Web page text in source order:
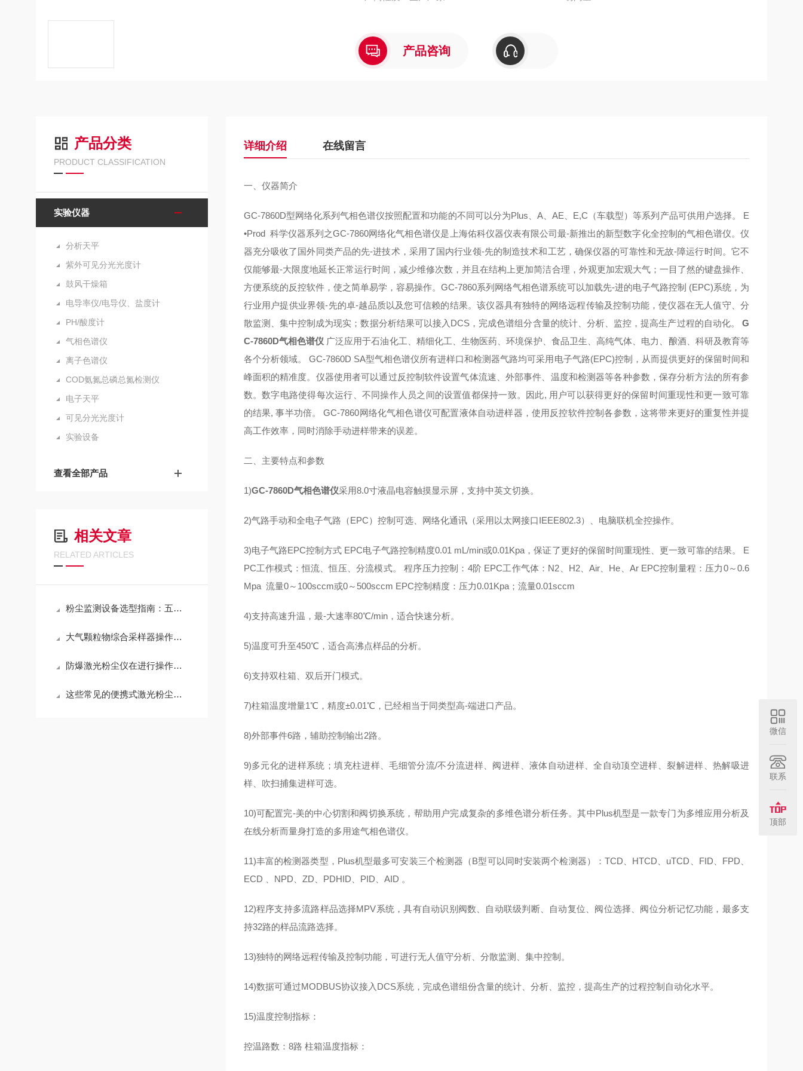
产品咨询
产品分类
PRODUCT CLASSIFICATION
实验仪器
分析天平
紫外可见分光光度计
鼓风干燥箱
电导率仪/电导仪、盐度计
PH/酸度计
气相色谱仪
离子色谱仪
COD氨氮总磷总氮检测仪
电子天平
可见分光光度计
实验设备
查看全部产品
相关文章
RELATED ARTICLES
粉尘监测设备选型指南：五大行业场景拆解与选型核心要求
大气颗粒物综合采样器操作方法需要进行规范
防爆激光粉尘仪在进行操作前要做好哪些准备步骤
这些常见的便携式激光粉尘仪，你知道几个？
详细介绍 在线留言
一、仪器简介
GC-7860D型网络化系列气相色谱仪按照配置和功能的不同可以分为Plus、A、AE、E,C（车载型）等系列产品可供用户选择。 E
•Prod 科学仪器系列之GC-7860网络化气相色谱仪是上海佑科仪器仪表有限公司最-新推出的新型数字化全控制的气相色谱仪。仪
器充分吸收了国外同类产品的先-进技术，采用了国内行业领-先的制造技术和工艺，确保仪器的可靠性和无故-障运行时间。它不
仅能够最-大限度地延长正常运行时间，减少维修次数，并且在结构上更加简洁合理，外观更加宏观大气；一目了然的键盘操作、
方便系统的反控软件，使之简单易学，容易操作。GC-7860系列网络气相色谱系统可以加载先-进的电子气路控制 (EPC)系统，为
行业用户提供业界领-先的卓-越品质以及您可信赖的结果。该仪器具有独特的网络远程传输及控制功能，使仪器在无人值守、分
散监测、集中控制成为现实；数据分析结果可以接入DCS，完成色谱组分含量的统计、分析、监控，提高生产过程的自动化。G
C-7860D气相色谱仪 广泛应用于石油化工、精细化工、生物医药、环境保护、食品卫生、高纯气体、电力、酿酒、科研及教育等
各个分析领域。 GC-7860D SA型气相色谱仪所有进样口和检测器气路均可采用电子气路(EPC)控制，从而提供更好的保留时间和
峰面积的精准度。 仪器使用者可以通过反控制软件设置气体流速、外部事件、温度和检测器等各种参数，保存分析方法的所有参
数。数字电路使得每次运行、不同操作人员之间的设置值都保持一致。因此, 用户可以获得更好的保留时间重现性和更一致可靠
的结果, 事半功倍。GC-7860网络化气相色谱仪可配置液体自动进样器，使用反控软件控制各参数，这将带来更好的重复性并提
高工作效率，同时消除手动进样带来的误差。
二、主要特点和参数
1)GC-7860D气相色谱仪采用8.0寸液晶电容触摸显示屏，支持中英文切换。
2)气路手动和全电子气路（EPC）控制可选、网络化通讯（采用以太网接口IEEE802.3）、电脑联机全控操作。
3)电子气路EPC控制方式 EPC电子气路控制精度0.01 mL/min或0.01Kpa，保证了更好的保留时间重现性、更一致可靠的结果。 E
PC工作模式：恒流、恒压、分流模式。程序压力控制：4阶 EPC工作气体：N2、H2、Air、He、Ar EPC控制量程：压力0～0.6
Mpa 流量0～100sccm或0～500sccm EPC控制精度：压力0.01Kpa；流量0.01sccm
4)支持高速升温，最-大速率80℃/min，适合快速分析。
5)温度可升至450℃，适合高沸点样品的分析。
6)支持双柱箱、双后开门模式。
7)柱箱温度增量1℃，精度±0.01℃，已经相当于同类型高-端进口产品。
8)外部事件6路，辅助控制输出2路。
9)多元化的进样系统；填充柱进样、毛细管分流/不分流进样、阀进样、液体自动进样、全自动顶空进样、裂解进样、热解吸进
样、吹扫捕集进样可选。
10)可配置完-美的中心切割和阀切换系统，帮助用户完成复杂的多维色谱分析任务。其中Plus机型是一款专门为多维应用分析及
在线分析而量身打造的多用途气相色谱仪。
11)丰富的检测器类型，Plus机型最多可安装三个检测器（B型可以同时安装两个检测器）：TCD、HTCD、uTCD、FID、FPD、
ECD 、NPD、ZD、PDHID、PID、AID 。
12)程序支持多流路样品选择MPV系统，具有自动识别阀数、自动联级判断、自动复位、阀位选择、阀位分析记忆功能，最多支
持32路的样品流路选择。
13)独特的网络远程传输及控制功能，可进行无人值守分析、分散监测、集中控制。
14)数据可通过MODBUS协议接入DCS系统，完成色谱组份含量的统计、分析、监控，提高生产的过程控制自动化水平。
15)温度控制指标：
控温路数：8路 柱箱温度指标：
微信
联系
顶部